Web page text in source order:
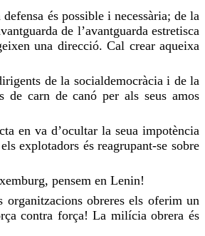
és possible i necessària; de la
de l’avantguarda estretisca
una direcció. Cal crear aqueixa
de la socialdemocràcia i de la
de carn de canó per als seus amos
en va d’ocultar la seua impotència
explotadors és reagrupant-se sobre
pensem en Lenin!
obreres els oferim un
contra força! La milícia obrera és